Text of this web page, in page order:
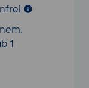
1